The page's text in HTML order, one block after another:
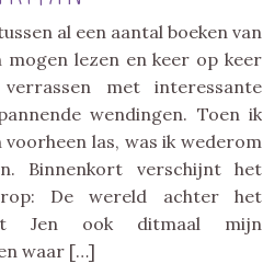
al een aantal boeken van
mogen lezen en keer op keer
met interessante
wendingen. Toen ik
voorheen las, was ik wederom
Binnenkort verschijnt het
De wereld achter het
Jen ook ditmaal mijn
waar […]